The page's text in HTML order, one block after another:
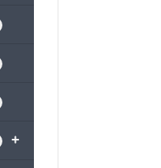
+